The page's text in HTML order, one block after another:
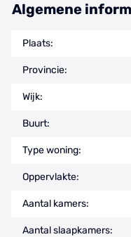
Algemene
Plaats:
Provincie:
Wijk:
Buurt:
Type woning:
Oppervlakte:
Aantal kamers:
Aantal slaapkamers: